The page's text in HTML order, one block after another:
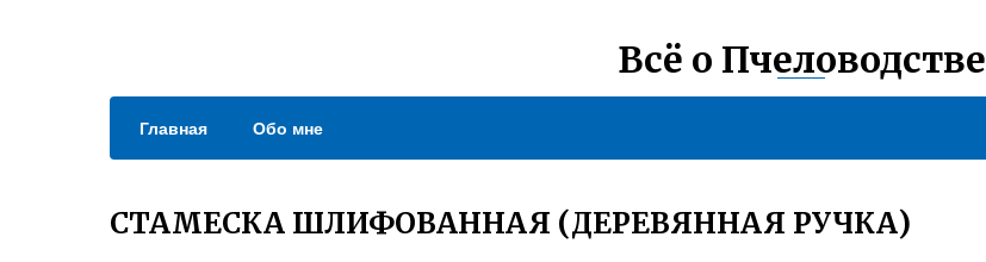
Всё о Пчеловодстве
Главная Обо мне
СТАМЕСКА ШЛИФОВАННАЯ (ДЕРЕВЯННАЯ РУЧКА)